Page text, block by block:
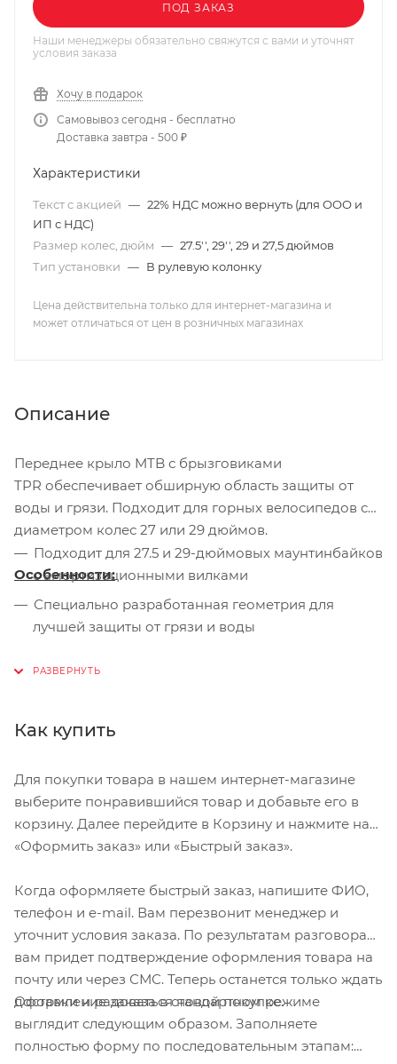
ПОД ЗАКАЗ
Наши менеджеры обязательно свяжутся с вами и уточнят
условия заказа
Хочу в подарок
Самовывоз сегодня - бесплатно
Доставка завтра - 500 ₽
Характеристики
Текст с акцией — 22% НДС можно вернуть (для ООО и
ИП с НДС)
Размер колес, дюйм — 27.5'', 29'', 29 и 27,5 дюймов
Тип установки — В рулевую колонку
Цена действительна только для интернет-магазина и
может отличаться от цен в розничных магазинах
Описание
Переднее крыло MTB с брызговиками
TPR обеспечивает обширную область защиты от
воды и грязи. Подходит для горных велосипедов с
диаметром колес 27 или 29 дюймов.
Особенности:
Подходит для 27.5 и 29-дюймовых маунтинбайков
с амортизационными вилками
Специально разработанная геометрия для
лучшей защиты от грязи и воды
установки в рулевые трубы диаметром от 18.5 до
Прочный композитный материал
Как купить
Для покупки товара в нашем интернет-магазине
выберите понравившийся товар и добавьте его в
корзину. Далее перейдите в Корзину и нажмите на
«Оформить заказ» или «Быстрый заказ».
Когда оформляете быстрый заказ, напишите ФИО,
телефон и e-mail. Вам перезвонит менеджер и
уточнит условия заказа. По результатам разговора
вам придет подтверждение оформления товара на
почту или через СМС. Теперь останется только ждать
доставки и радоваться новой покупке.
Оформление заказа в стандартном режиме
выглядит следующим образом. Заполняете
полностью форму по последовательным этапам: